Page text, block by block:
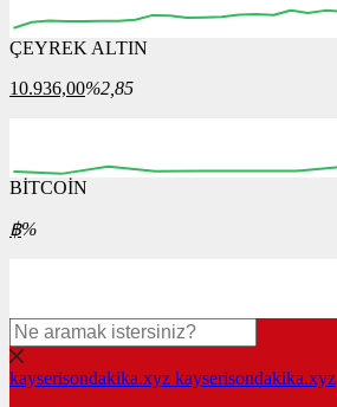
09:00
ÇEYREK ALTIN
10.936,00%2,85
00:00
BİTCOİN
฿%
kayserisondakika.xyz kayserisondakika.xyz